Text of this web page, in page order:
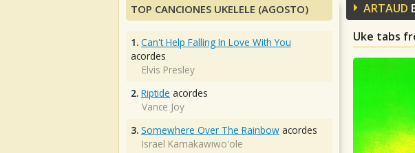
ARTAUD
Uke tabs
TOP CANCIONES UKELELE (AGOSTO)
1. Can't Help Falling In Love With You
acordes
Elvis Presley
2. Riptide acordes
Vance Joy
3. Somewhere Over The Rainbow acordes
Israel Kamakawiwo'ole